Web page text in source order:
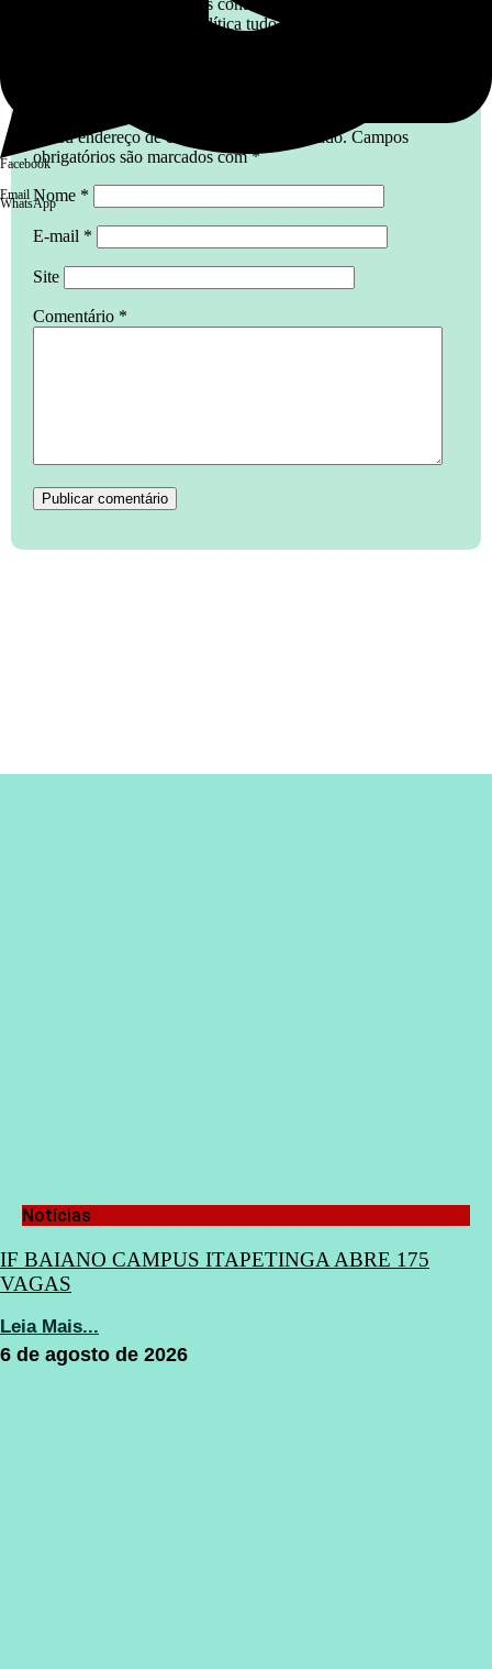
WhatsApp
Facebook
Email
independente?, mas contra números não há
argumentos. Na política tudo é possível.Um forte
O seu endereço de e-mail não será publicado. Campos
obrigatórios são marcados com*
Nome *
E-mail *
Site
Comentário *
Notícias
IF BAIANO CAMPUS ITAPETINGA ABRE 175
VAGAS
Leia Mais...
6 de agosto de 2026